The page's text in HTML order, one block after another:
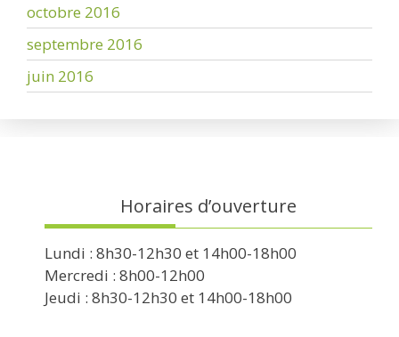
octobre 2016
septembre 2016
juin 2016
Horaires d’ouverture
Lundi : 8h30-12h30 et 14h00-18h00
Mercredi : 8h00-12h00
Jeudi : 8h30-12h30 et 14h00-18h00